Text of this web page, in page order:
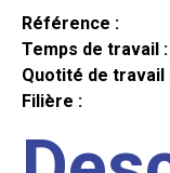
Référence :
Temps de travail :
Quotité de travail
Filière :